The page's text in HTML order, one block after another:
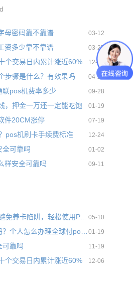
母密码靠不靠谱 03-12
资多少靠不靠谱 03-27
个交易日内累计涨近60% 12-06
步骤是什么？有效果吗 04-25
联pos机费率多少 09-28
，押金一万还一定能吃饱 01-19
件20CM涨停 07-19
pos机刷卡手续费标准 12-24
全可靠吗 01-02
样安全可靠吗 09-11
05-10
01-19
可靠吗 11-19
个交易日内累计涨近60% 12-06